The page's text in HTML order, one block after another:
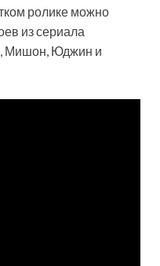
ролике можно
из сериала
Мишон, Юджин и